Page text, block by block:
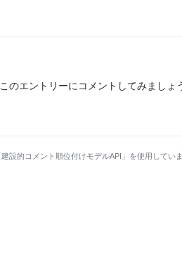
このエントリーにコメントしてみましょ
設的コメント順位付けモデルAPI」を使用してい